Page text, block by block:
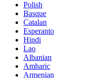
Polish
Basque
Catalan
Esperanto
Hindi
Lao
Albanian
Amharic
Armenian